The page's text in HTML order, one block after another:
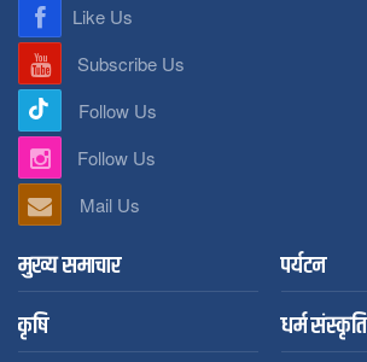
Like Us
Subscribe Us
Follow Us
Follow Us
Mail Us
मुख्य समाचार
पर्यटन
कृषि
धर्म संस्कृति